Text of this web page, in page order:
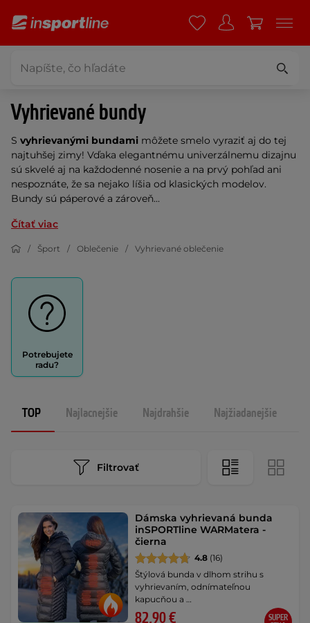
Vyhrievané bundy
S vyhrievanými bundami môžete smelo vyraziť aj do tej
najtuhšej zimy! Vďaka elegantnému univerzálnemu dizajnu
sú skvelé aj na každodenné nosenie a na prvý pohľad ani
nespoznáte, že sa nejako líšia od klasických modelov.
Bundy sú páperové a zároveň...
Čítať viac
Šport Oblečenie Vyhrievané oblečenie
Potrebujete
radu?
TOP Najlacnejšie Najdrahšie Najžiadanejšie
Filtrovať
Dámska vyhrievaná bunda
inSPORTline WARMatera -
čierna
4.8 (16)
Štýlová bunda v dlhom strihu s
vyhrievaním, odnímateľnou
kapucňou a …
82,90 €
SUPER